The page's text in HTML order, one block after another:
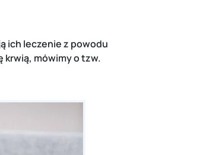
ich leczenie z powodu
krwią, mówimy o tzw.